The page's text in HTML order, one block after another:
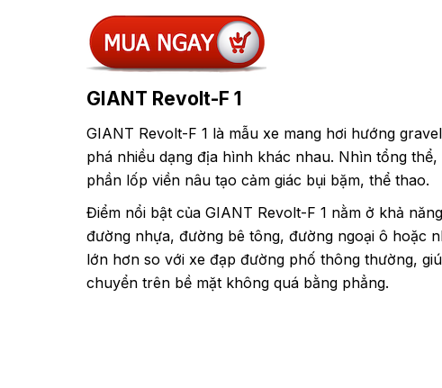
GIANT Revolt-F 1
GIANT Revolt-F 1 là mẫu xe mang hơi hướng
phá nhiều dạng địa hình khác nhau. Nhìn tổng
phần lốp viền nâu tạo cảm giác bụi bặm, thể thao.
Điểm nổi bật của GIANT Revolt-F 1 nằm ở khả
đường nhựa, đường bê tông, đường ngoại ô hoặc
lớn hơn so với xe đạp đường phố thông thường,
chuyển trên bề mặt không quá bằng phẳng.